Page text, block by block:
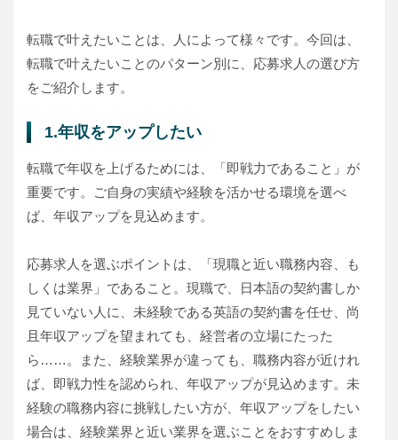
転職で叶えたいことは、人によって様々です。今回は、
転職で叶えたいことのパターン別に、応募求人の選び方
をご紹介します。
1.年収をアップしたい
転職で年収を上げるためには、「即戦力であること」が
重要です。ご自身の実績や経験を活かせる環境を選べ
ば、年収アップを見込めます。
応募求人を選ぶポイントは、「現職と近い職務内容、も
しくは業界」であること。現職で、日本語の契約書しか
見ていない人に、未経験である英語の契約書を任せ、尚
且年収アップを望まれても、経営者の立場にたった
ら……。また、経験業界が違っても、職務内容が近けれ
ば、即戦力性を認められ、年収アップが見込めます。未
経験の職務内容に挑戦したい方が、年収アップをしたい
場合は、経験業界と近い業界を選ぶことをおすすめしま